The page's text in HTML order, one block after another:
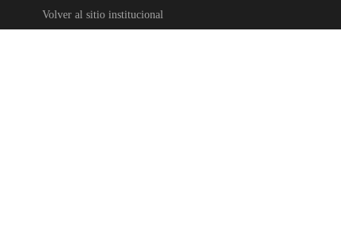
Volver al sitio institucional